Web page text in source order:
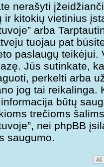
nerašyti
ir kitokių vietinius
arba
tuojau pat
paslaugų
Jūs sutinkate,
perkelti arba
jog tai reikalinga.
būtų
trečioms
nei phpBB
saugumo.